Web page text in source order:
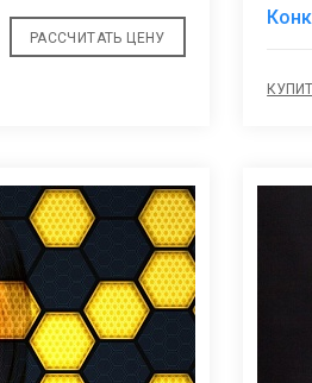
РАССЧИТАТЬ ЦЕНУ